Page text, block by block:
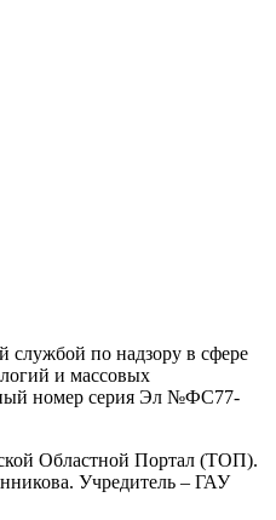
службой по надзору в сфере
и массовых
номер серия Эл №ФС77-
Областной Портал (ТОП).
Учредитель – ГАУ